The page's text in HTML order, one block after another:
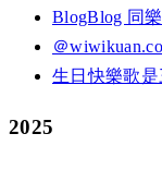
BlogBlog 同
＠
生日快樂歌是
2025